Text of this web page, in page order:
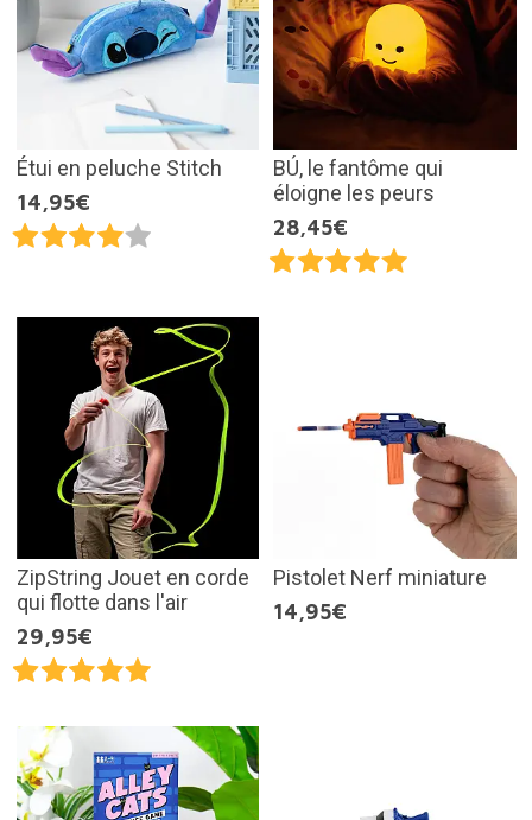
Étui en peluche Stitch
14,95€
BÚ, le fantôme qui
éloigne les peurs
28,45€
ZipString Jouet en corde
qui flotte dans l'air
29,95€
Pistolet Nerf miniature
14,95€